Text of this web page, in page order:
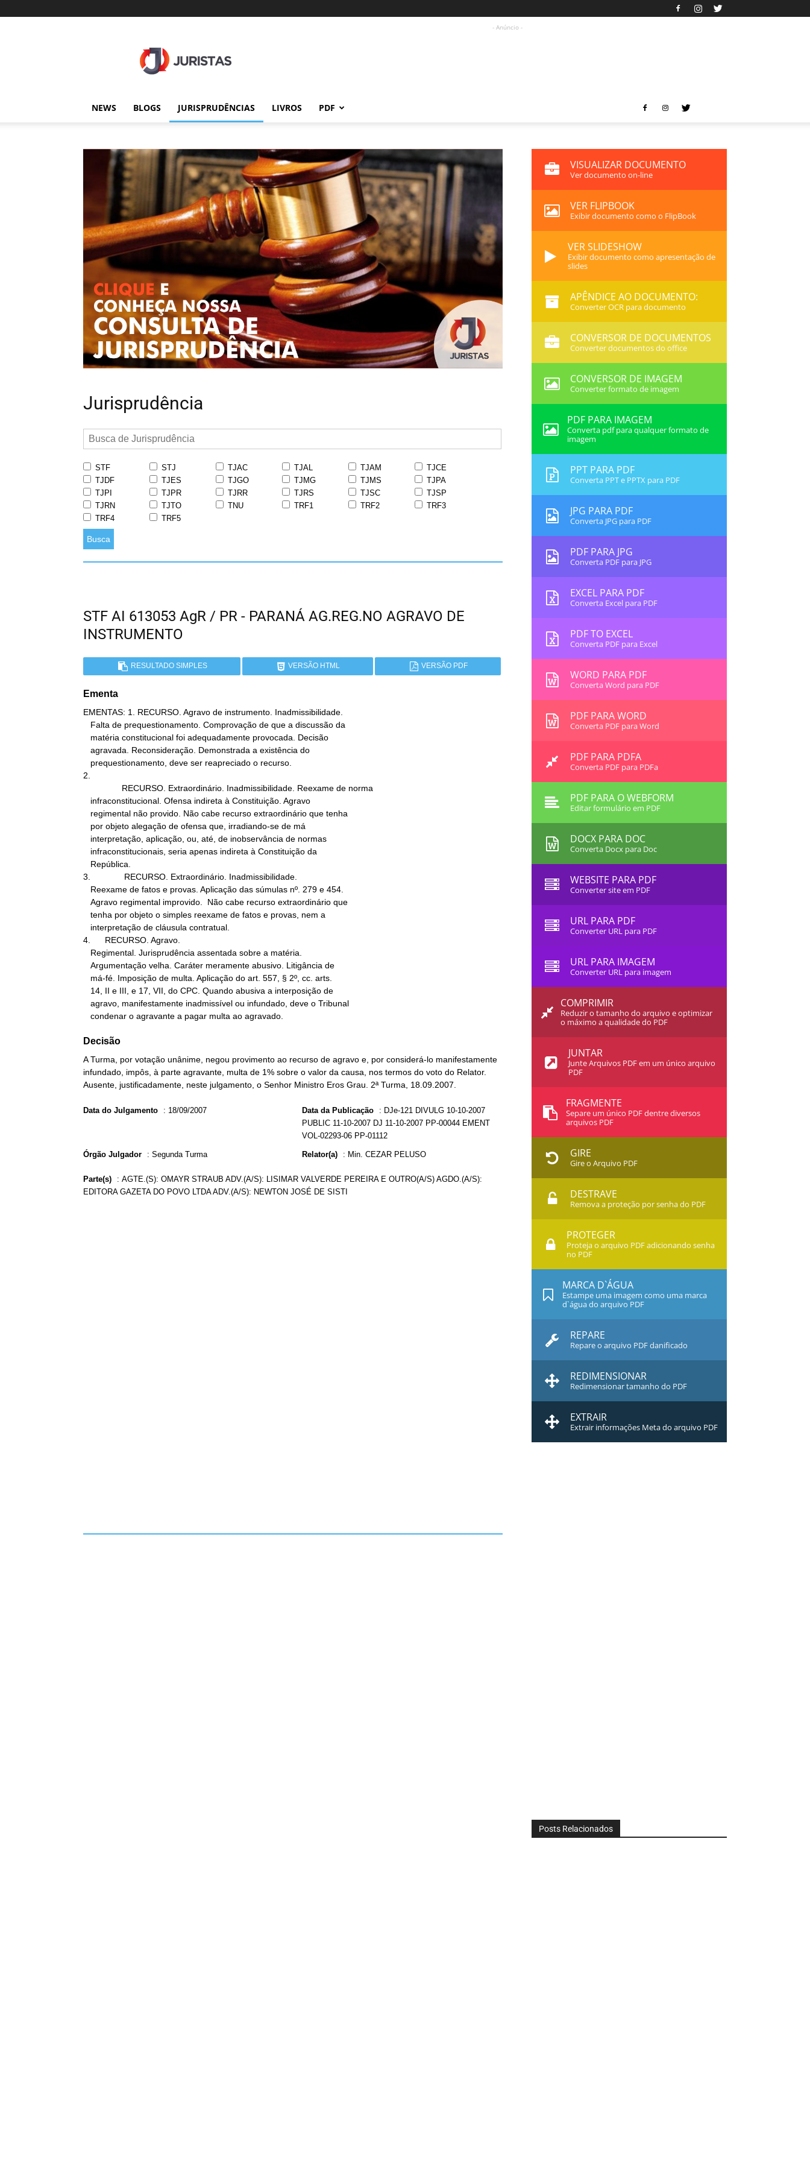
- Anúncio -
NEWS BLOGS JURISPRUDÊNCIAS LIVROS PDF
Jurisprudência
STF STJ TJAC TJAL TJAM
TJCE
TJDF
TJES TJGO TJMG TJMS
TJPA
TJPI
TJPR TJRR TJRS TJSC
TJSP
TJRN
TJTO TNU TRF1 TRF2
TRF3
TRF4
TRF5
Busca
STF AI 613053 AgR / PR - PARANÁ AG.REG.NO AGRAVO DE
INSTRUMENTO
RESULTADO SIMPLES VERSÃO HTML VERSÃO PDF
Ementa
EMENTAS: 1. RECURSO. Agravo de instrumento. Inadmissibilidade.
2.
3.              RECURSO. Extraordinário. Inadmissibilidade.
4.      RECURSO. Agravo.
   condenar o agravante a pagar multa ao agravado.
Decisão
A Turma, por votação unânime, negou provimento ao recurso de agravo e, por considerá-lo manifestamente
infundado, impôs, à parte agravante, multa de 1% sobre o valor da causa, nos termos do voto do Relator.
Ausente, justificadamente, neste julgamento, o Senhor Ministro Eros Grau. 2ª Turma, 18.09.2007.
Data do Julgamento : 18/09/2007 Data da Publicação : DJe-121 DIVULG 10-10-2007
PUBLIC 11-10-2007 DJ 11-10-2007 PP-00044 EMENT
VOL-02293-06 PP-01112
Órgão Julgador : Segunda Turma Relator(a) : Min. CEZAR PELUSO
Parte(s) : AGTE.(S): OMAYR STRAUB ADV.(A/S): LISIMAR VALVERDE PEREIRA E OUTRO(A/S) AGDO.(A/S):
EDITORA GAZETA DO POVO LTDA ADV.(A/S): NEWTON JOSÉ DE SISTI
VISUALIZAR DOCUMENTO
Ver documento on-line
VER FLIPBOOK
Exibir documento como o FlipBook
VER SLIDESHOW
Exibir documento como apresentação de
slides
APÊNDICE AO DOCUMENTO:
Converter OCR para documento
CONVERSOR DE DOCUMENTOS
Converter documentos do office
CONVERSOR DE IMAGEM
Converter formato de imagem
PDF PARA IMAGEM
Converta pdf para qualquer formato de
imagem
PPT PARA PDF
Converta PPT e PPTX para PDF
JPG PARA PDF
Converta JPG para PDF
PDF PARA JPG
Converta PDF para JPG
EXCEL PARA PDF
Converta Excel para PDF
PDF TO EXCEL
Converta PDF para Excel
WORD PARA PDF
Converta Word para PDF
PDF PARA WORD
Converta PDF para Word
PDF PARA PDFA
Converta PDF para PDFa
PDF PARA O WEBFORM
Editar formulário em PDF
DOCX PARA DOC
Converta Docx para Doc
WEBSITE PARA PDF
Converter site em PDF
URL PARA PDF
Converter URL para PDF
URL PARA IMAGEM
Converter URL para imagem
COMPRIMIR
Reduzir o tamanho do arquivo e optimizar
o máximo a qualidade do PDF
JUNTAR
Junte Arquivos PDF em um único arquivo
PDF
FRAGMENTE
Separe um único PDF dentre diversos
arquivos PDF
GIRE
Gire o Arquivo PDF
DESTRAVE
Remova a proteção por senha do PDF
PROTEGER
Proteja o arquivo PDF adicionando senha
no PDF
MARCA D`ÁGUA
Estampe uma imagem como uma marca
d`água do arquivo PDF
REPARE
Repare o arquivo PDF danificado
REDIMENSIONAR
Redimensionar tamanho do PDF
EXTRAIR
Extrair informações Meta do arquivo PDF
Posts Relacionados